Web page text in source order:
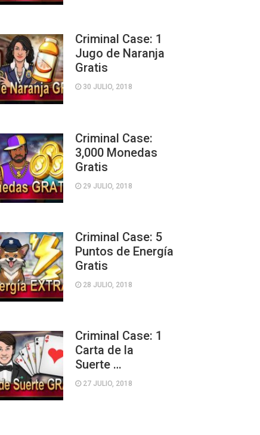
Criminal Case: 1
Jugo de Naranja
Gratis
30 JULIO, 2018
Criminal Case:
3,000 Monedas
Gratis
29 JULIO, 2018
Criminal Case: 5
Puntos de Energía
Gratis
28 JULIO, 2018
Criminal Case: 1
Carta de la
Suerte …
27 JULIO, 2018